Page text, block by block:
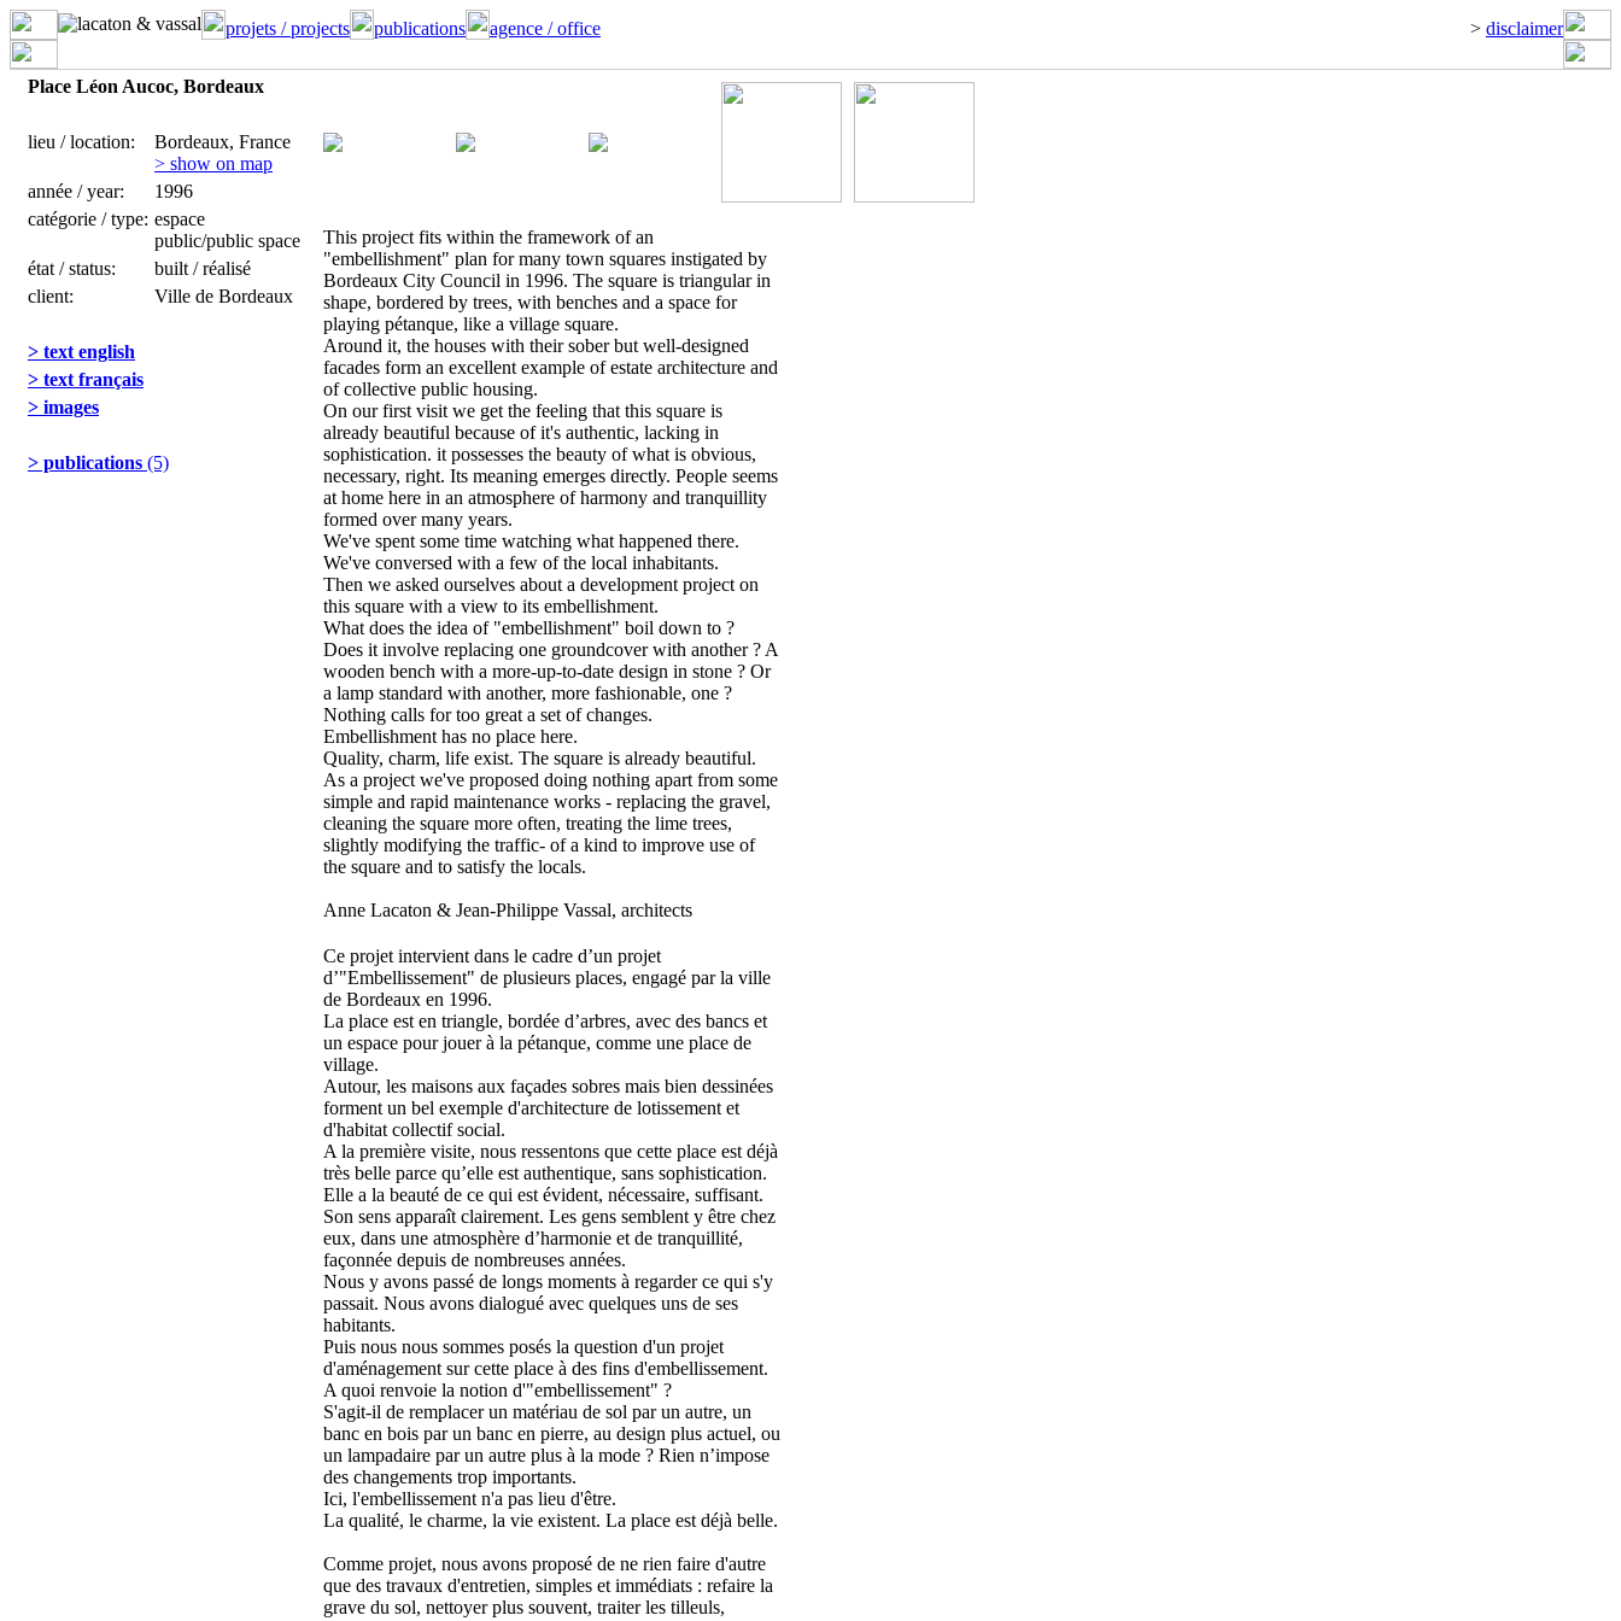
projets / projects publications agence / office > disclaimer
Place Léon Aucoc, Bordeaux
lieu / location:
Bordeaux, France
> show on map
année / year:
1996
catégorie / type: espace
public/public space
état / status:
built / réalisé
client:
Ville de Bordeaux
> text english
> text français
> images
> publications (5)
This project fits within the framework of an
"embellishment" plan for many town squares instigated by
Bordeaux City Council in 1996. The square is triangular in
shape, bordered by trees, with benches and a space for
playing pétanque, like a village square.
Around it, the houses with their sober but well-designed
facades form an excellent example of estate architecture and
of collective public housing.
On our first visit we get the feeling that this square is
already beautiful because of it's authentic, lacking in
sophistication. it possesses the beauty of what is obvious,
necessary, right. Its meaning emerges directly. People seems
at home here in an atmosphere of harmony and tranquillity
formed over many years.
We've spent some time watching what happened there.
We've conversed with a few of the local inhabitants.
Then we asked ourselves about a development project on
this square with a view to its embellishment.
What does the idea of "embellishment" boil down to ?
Does it involve replacing one groundcover with another ? A
wooden bench with a more-up-to-date design in stone ? Or
a lamp standard with another, more fashionable, one ?
Nothing calls for too great a set of changes.
Embellishment has no place here.
Quality, charm, life exist. The square is already beautiful.
As a project we've proposed doing nothing apart from some
simple and rapid maintenance works - replacing the gravel,
cleaning the square more often, treating the lime trees,
slightly modifying the traffic- of a kind to improve use of
the square and to satisfy the locals.
Anne Lacaton & Jean-Philippe Vassal, architects
Ce projet intervient dans le cadre d’un projet
d’"Embellissement" de plusieurs places, engagé par la ville
de Bordeaux en 1996.
La place est en triangle, bordée d’arbres, avec des bancs et
un espace pour jouer à la pétanque, comme une place de
village.
Autour, les maisons aux façades sobres mais bien dessinées
forment un bel exemple d'architecture de lotissement et
d'habitat collectif social.
A la première visite, nous ressentons que cette place est déjà
très belle parce qu’elle est authentique, sans sophistication.
Elle a la beauté de ce qui est évident, nécessaire, suffisant.
Son sens apparaît clairement. Les gens semblent y être chez
eux, dans une atmosphère d’harmonie et de tranquillité,
façonnée depuis de nombreuses années.
Nous y avons passé de longs moments à regarder ce qui s'y
passait. Nous avons dialogué avec quelques uns de ses
habitants.
Puis nous nous sommes posés la question d'un projet
d'aménagement sur cette place à des fins d'embellissement.
A quoi renvoie la notion d'"embellissement" ?
S'agit-il de remplacer un matériau de sol par un autre, un
banc en bois par un banc en pierre, au design plus actuel, ou
un lampadaire par un autre plus à la mode ? Rien n’impose
des changements trop importants.
Ici, l'embellissement n'a pas lieu d'être.
La qualité, le charme, la vie existent. La place est déjà belle.
Comme projet, nous avons proposé de ne rien faire d'autre
que des travaux d'entretien, simples et immédiats : refaire la
grave du sol, nettoyer plus souvent, traiter les tilleuls,